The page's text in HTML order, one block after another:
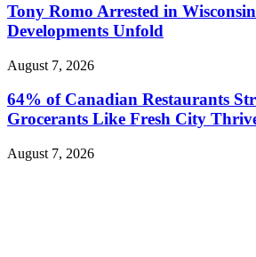
Tony Romo Arrested in
Developments Unfold
August 7, 2026
64% of Canadian Restaurants
Grocerants Like Fresh City
August 7, 2026